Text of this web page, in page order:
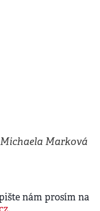
Marková
nám prosím na